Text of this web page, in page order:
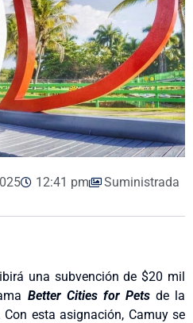
12:41 pm Suministrada
una subvención de $20 mil
Better Cities for Pets de la
esta asignación, Camuy se